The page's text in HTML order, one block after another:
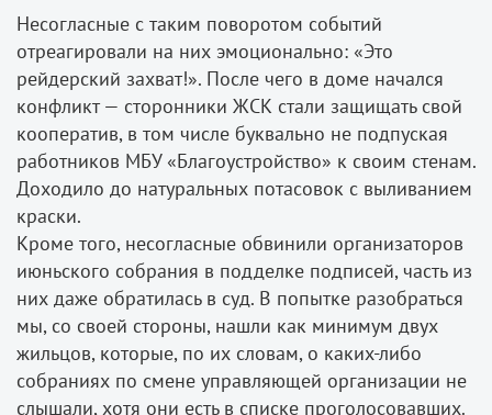
Несогласные с таким поворотом событий
отреагировали на них эмоционально: «Это
рейдерский захват!». После чего в доме начался
конфликт — сторонники ЖСК стали защищать свой
кооператив, в том числе буквально не подпуская
работников МБУ «Благоустройство» к своим стенам.
Доходило до натуральных потасовок с выливанием
краски.
Кроме того, несогласные обвинили организаторов
июньского собрания в подделке подписей, часть из
них даже обратилась в суд. В попытке разобраться
мы, со своей стороны, нашли как минимум двух
жильцов, которые, по их словам, о каких-либо
собраниях по смене управляющей организации не
слышали, хотя они есть в списке проголосовавших.